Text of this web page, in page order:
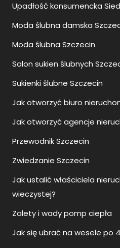
Upadłość konsumencka
Moda ślubna damska
Moda ślubna Szczecin
Salon sukien ślubnych
Sukienki ślubne Szczecin
Jak otworzyć biuro
Jak otworzyć agencje
Przewodnik Szczecin
Zwiedzanie Szczecin
Jak ustalić właściciela
wieczystej?
Zalety i wady pomp ciepła
Jak się ubrać na wesele po